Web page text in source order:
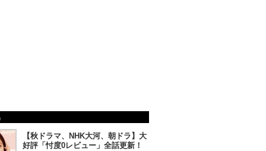
【秋ドラマ、NHK大河、朝ドラ】大
好評「忖度0レビュー」全話更新！